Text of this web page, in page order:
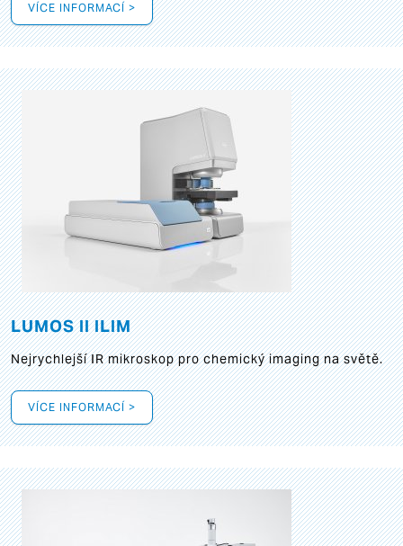
VÍCE INFORMACÍ >
LUMOS II ILIM
Nejrychlejší IR mikroskop pro chemický imaging na světě.
VÍCE INFORMACÍ >